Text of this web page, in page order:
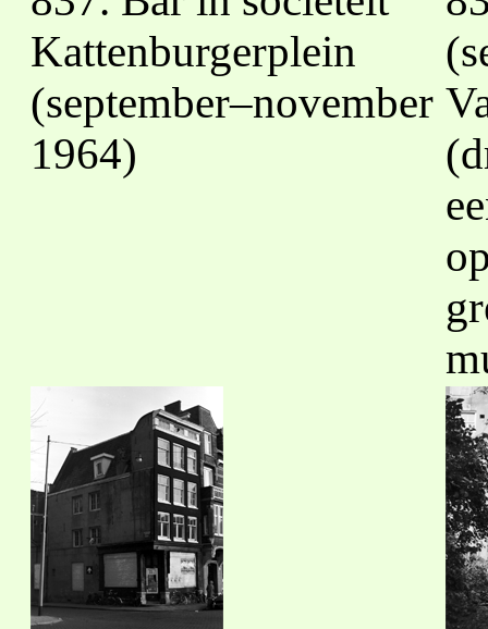
Kattenburgerplein
(september–november
1964)